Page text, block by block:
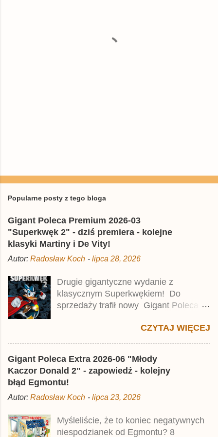
Popularne posty z tego bloga
Gigant Poleca Premium 2026-03
"Superkwęk 2" - dziś premiera - kolejne
klasyki Martiny i De Vity!
Autor: Radosław Koch - lipca 28, 2026
Drugie gigantyczne wydanie z
klasycznym Superkwękiem! Do
sprzedaży trafił nowy Gigant Poleca
Jest to kolejny 624-stronicowy tom z
najstarszymi historiami o kaczym
wynosi 49,99 zł i zamówicie go także z
rabatem na Egmont.pl . Za przekład
odpowiadał Jacek Drewnowski.
Publikacja jest przedrukiem drugiego
Taschenbuch Phantomias Collection ,
który trafił do sprzedaży pod koniec
CZYTAJ WIĘCEJ
Gigant Poleca Extra 2026-06 "Młody
Kaczor Donald 2" - zapowiedź - kolejny
błąd Egmontu!
Autor: Radosław Koch - lipca 23, 2026
Myśleliście, że to koniec negatywnych
niespodzianek od Egmontu? 8